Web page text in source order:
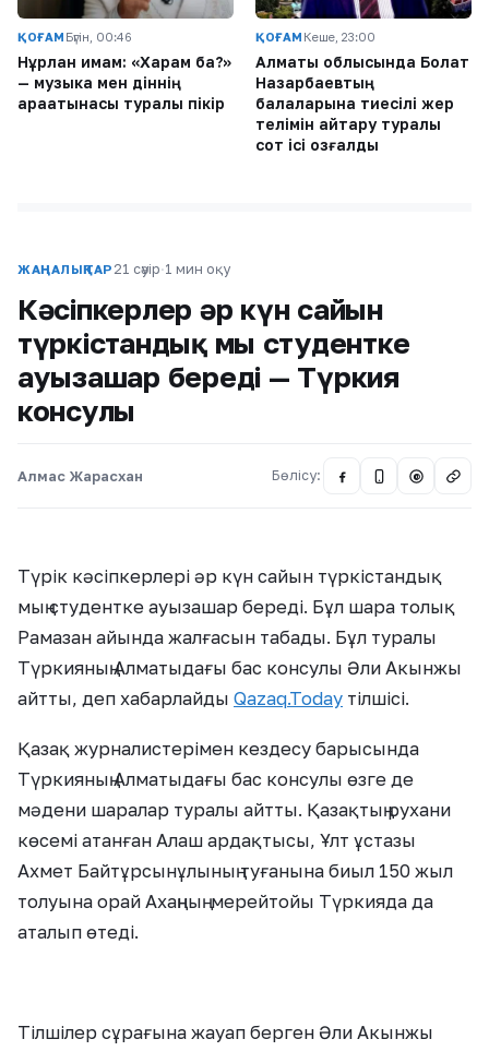
ҚОҒАМ Бүгін, 00:46
Нұрлан имам: «Харам ба?»
— музыка мен діннің
арақатынасы туралы пікір
ҚОҒАМ Кеше, 23:00
Алматы облысында Болат
Назарбаевтың
балаларына тиесілі жер
телімін қайтару туралы
сот ісі қозғалды
ЖАҢАЛЫҚТАР 21 сәуір·1 мин оқу
Кәсіпкерлер әр күн сайын
түркістандық мың студентке
ауызашар береді — Түркия
консулы
Алмас Жарасхан Бөлісу: @
Түрік кәсіпкерлері әр күн сайын түркістандық
мың студентке ауызашар береді. Бұл шара толық
Рамазан айында жалғасын табады. Бұл туралы
Түркияның Алматыдағы бас консулы Әли Акынжы
айтты, деп хабарлайды Qazaq.Today тілшісі.
Қазақ журналистерімен кездесу барысында
Түркияның Алматыдағы бас консулы өзге де
мәдени шаралар туралы айтты. Қазақтың рухани
көсемі атанған Алаш ардақтысы, Ұлт ұстазы
Ахмет Байтұрсынұлының туғанына биыл 150 жыл
толуына орай Ахаңның мерейтойы Түркияда да
аталып өтеді.
Тілшілер сұрағына жауап берген Әли Акынжы